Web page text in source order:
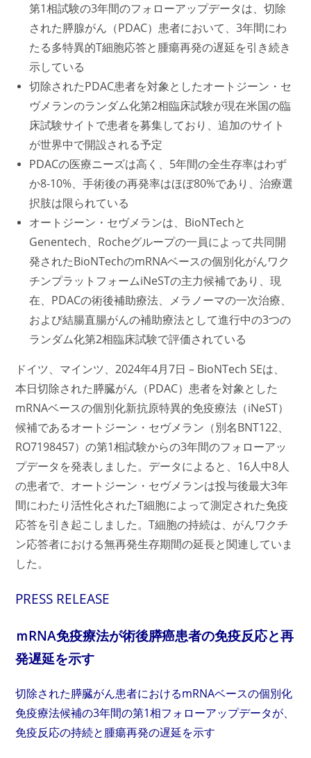
第1相試験の3年間のフォローアップデータは、切除
された膵腺がん（PDAC）患者において、3年間にわ
たる多特異的T細胞応答と腫瘍再発の遅延を引き続き
示している
切除されたPDAC患者を対象としたオートジーン・セ
ヴメランのランダム化第2相臨床試験が現在米国の臨
床試験サイトで患者を募集しており、追加のサイト
が世界中で開設される予定
PDACの医療ニーズは高く、5年間の全生存率はわず
か8-10%、手術後の再発率はほぼ80%であり、治療選
択肢は限られている
オートジーン・セヴメランは、BioNTechと
Genentech、Rocheグループの一員によって共同開
発されたBioNTechのmRNAベースの個別化がんワク
チンプラットフォームiNeSTの主力候補であり、現
在、PDACの術後補助療法、メラノーマの一次治療、
および結腸直腸がんの補助療法として進行中の3つの
ランダム化第2相臨床試験で評価されている
ドイツ、マインツ、2024年4月7日 – BioNTech SEは、
本日切除された膵臓がん（PDAC）患者を対象とした
mRNAベースの個別化新抗原特異的免疫療法（iNeST）
候補であるオートジーン・セヴメラン（別名BNT122、
RO7198457）の第1相試験からの3年間のフォローアッ
プデータを発表しました。データによると、16人中8人
の患者で、オートジーン・セヴメランは投与後最大3年
間にわたり活性化されたT細胞によって測定された免疫
応答を引き起こしました。T細胞の持続は、がんワクチ
ン応答者における無再発生存期間の延長と関連していま
した。
PRESS RELEASE
ｍRNA免疫療法が術後膵癌患者の免疫反応と再
発遅延を示す
切除された膵臓がん患者におけるmRNAベースの個別化
免疫療法候補の3年間の第1相フォローアップデータが、
免疫反応の持続と腫瘍再発の遅延を示す